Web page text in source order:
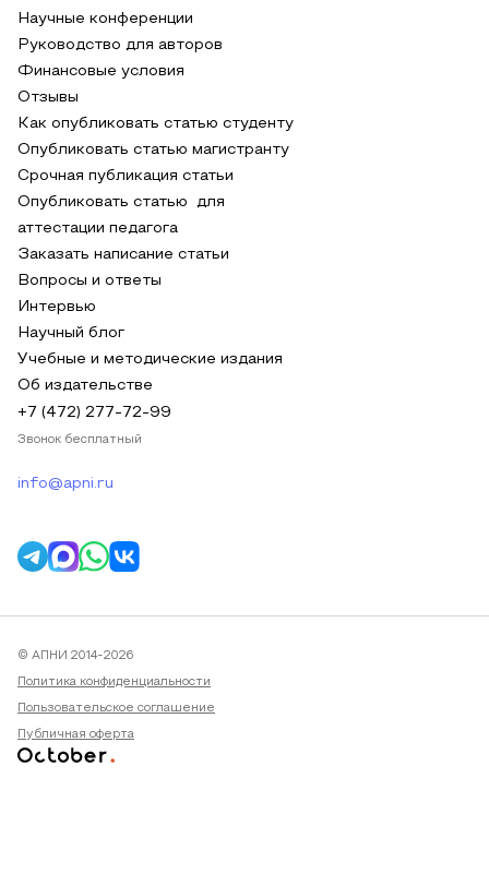
Научные конференции
Руководство для авторов
Финансовые условия
Отзывы
Как опубликовать статью студенту
Опубликовать статью магистранту
Срочная публикация статьи
Опубликовать статью для
аттестации педагога
Заказать написание статьи
Вопросы и ответы
Интервью
Научный блог
Учебные и методические издания
Об издательстве
+7 (472) 277-72-99
Звонок бесплатный
info@apni.ru
© АПНИ 2014-2026
Политика конфиденциальности
Пользовательское соглашение
Публичная оферта